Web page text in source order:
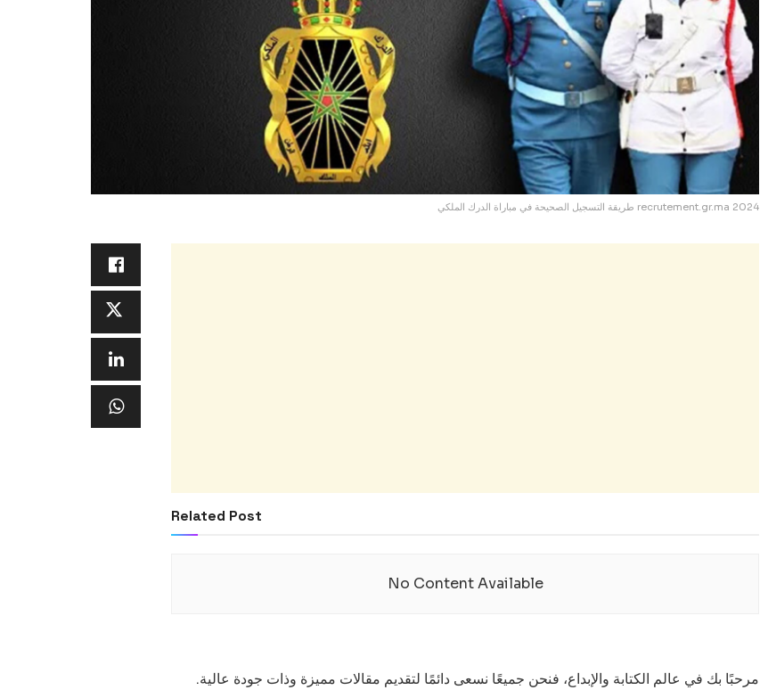
طريقة التسجيل الصحيحة في مباراة الدرك الملكي recrutement.gr.ma 2024
Related Post
No Content Available
مرحبًا بك في عالم الكتابة والإبداع، فنحن جميعًا نسعى دائمًا لتقديم مقالات مميزة وذات جودة عالية.